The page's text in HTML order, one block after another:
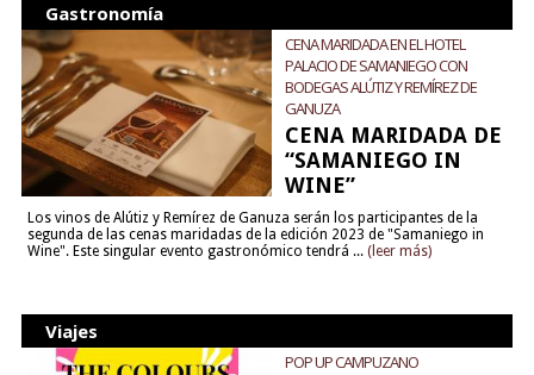
Gastronomía
CENA MARIDADA EN EL HOTEL
PALACIO DE SAMANIEGO CON
BODEGAS ALÚTIZ Y REMÍREZ DE
GANUZA
CENA MARIDADA DE
“SAMANIEGO IN
WINE”
Los vinos de Alútiz y Remírez de Ganuza serán los participantes de la
segunda de las cenas maridadas de la edición 2023 de "Samaniego in
Wine". Este singular evento gastronómico tendrá ... (leer más)
Viajes
POP UP CAMPUZANO